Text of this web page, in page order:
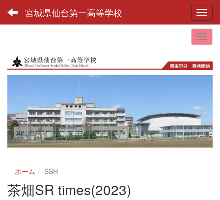
宮城県仙台第一高等学校
ホーム SSH
茶畑SR times(2023)